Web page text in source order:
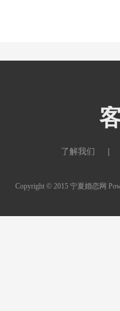
了解我们
Copyright © 2015 宁夏婚恋网